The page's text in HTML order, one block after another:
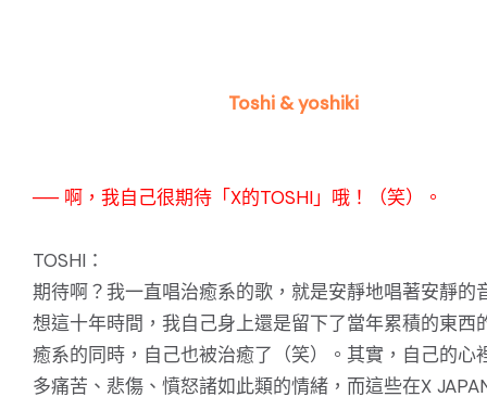
Toshi & yoshiki
── 啊，我自己很期待「X的TOSHI」哦！（笑）。
TOSHI：
期待啊？我一直唱治癒系的歌，就是安靜地唱著安靜的
想這十年時間，我自己身上還是留下了當年累積的東西
癒系的同時，自己也被治癒了（笑）。其實，自己的心
多痛苦、悲傷、憤怒諸如此類的情緒，而這些在X